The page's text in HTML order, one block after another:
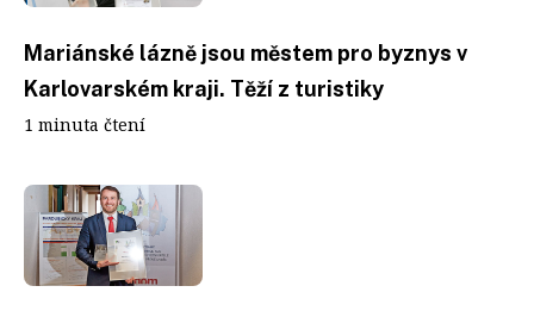
Mariánské lázně jsou městem pro byznys v
Karlovarském kraji. Těží z turistiky
1 minuta čtení